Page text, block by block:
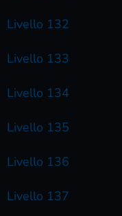
Livello 132
Livello 133
Livello 134
Livello 135
Livello 136
Livello 137